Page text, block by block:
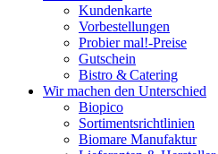
Kundenkarte
Vorbestellungen
Probier mal!-Preise
Gutschein
Bistro & Catering
Wir machen den Unterschied
Biopico
Sortimentsrichtlinien
Biomare Manufaktur